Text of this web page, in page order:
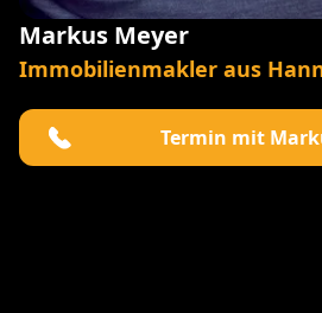
Markus Meyer
Immobilienmakler aus
Termin mit